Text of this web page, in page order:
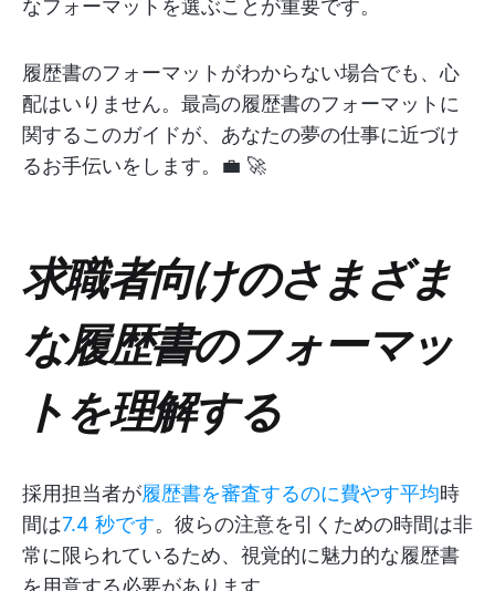
なフォーマットを選ぶことが重要です。
履歴書のフォーマットがわからない場合でも、心
配はいりません。最高の履歴書のフォーマットに
関するこのガイドが、あなたの夢の仕事に近づけ
るお手伝いをします。💼 🚀
求職者向けのさまざま
な履歴書のフォーマッ
トを理解する
採用担当者が履歴書を審査するのに費やす平均時
間は7.4 秒です。彼らの注意を引くための時間は非
常に限られているため、視覚的に魅力的な履歴書
を用意する必要があります。